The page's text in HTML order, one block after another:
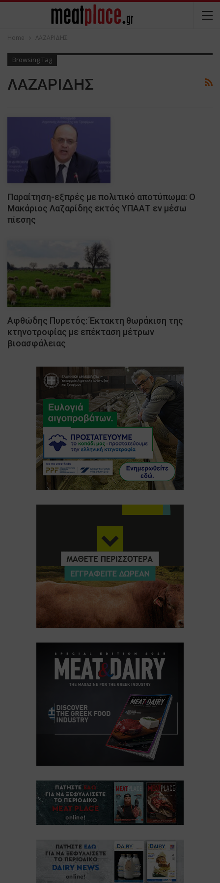
Home ΛΑΖΑΡΙΔΗΣ
Browsing Tag
ΛΑΖΑΡΙΔΗΣ
Παραίτηση-εξπρές με πολιτικό αποτύπωμα: Ο
Μακάριος Λαζαρίδης εκτός ΥΠΑΑΤ εν μέσω
πίεσης
Αφθώδης Πυρετός: Έκτακτη θωράκιση της
κτηνοτροφίας με επέκταση μέτρων
βιοασφάλειας